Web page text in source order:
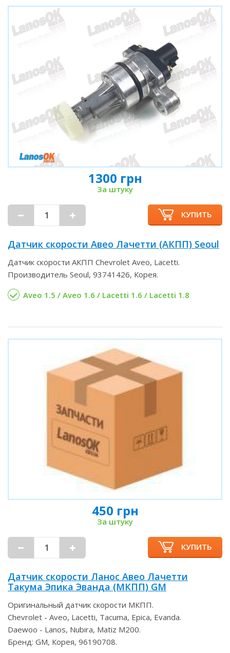
1300 грн
За штуку
КУПИТЬ
Датчик скорости Авео Лачетти (АКПП) Seoul
Датчик скорости АКПП Chevrolet Aveo, Lacetti.
Производитель Seoul, 93741426, Корея.
Aveo 1.5 / Aveo 1.6 / Lacetti 1.6 / Lacetti 1.8
450 грн
За штуку
КУПИТЬ
Датчик скорости Ланос Авео Лачетти
Такума Эпика Эванда (МКПП) GM
Оригинальный датчик скорости МКПП.
Chevrolet - Aveo, Lacetti, Tacuma, Epica, Evanda.
Daewoo - Lanos, Nubira, Matiz M200.
Бренд: GM, Корея, 96190708.